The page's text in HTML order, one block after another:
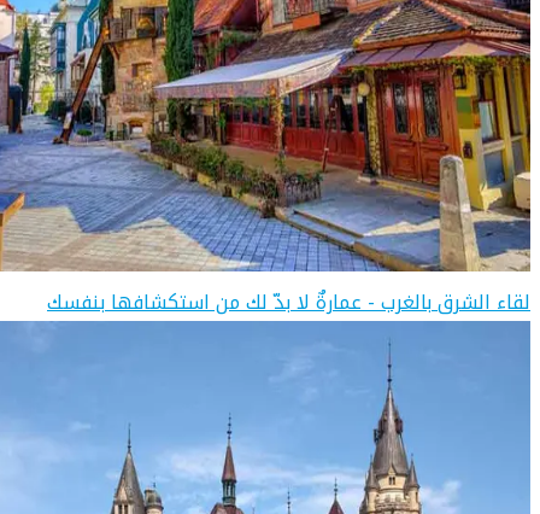
لقاء الشرق بالغرب - عمارةٌ لا بدّ لك من استكشافها بنفسك